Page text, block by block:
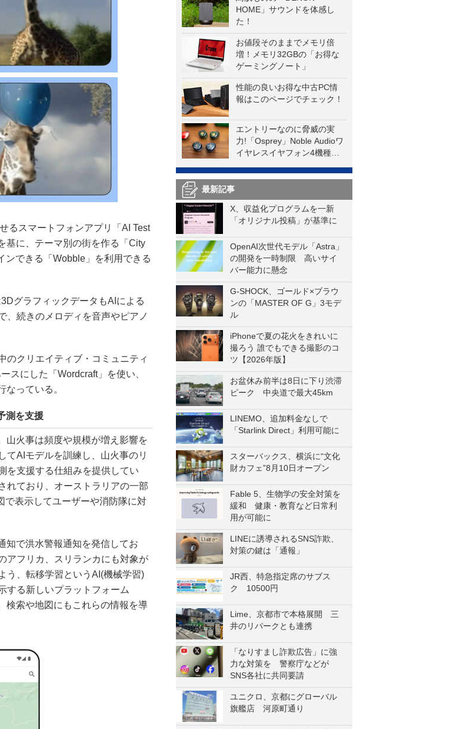
HOME」サウンドを体感し
た！
お値段そのままでメモリ倍
増！メモリ32GBの「お得な
ゲーミングノート」
性能の良いお得な中古PC情
報はこのページでチェック！
エントリーなのに脅威の実
力!「Osprey」Noble Audioワ
イヤレスイヤフォン4機種を
最新記事
X、収益化プログラムを一新
「オリジナル投稿」が基準に
OpenAI次世代モデル「Astra」
の開発を一時制限 高いサイ
バー能力に懸念
G-SHOCK、ゴールド×ブラウ
ンの「MASTER OF G」3モデ
ル
iPhoneで夏の花火をきれいに
撮ろう 誰でもできる撮影のコ
ツ【2026年版】
お盆休み前半は8日に下り渋滞
ピーク 中央道で最大45km
LINEMO、追加料金なしで
「Starlink Direct」利用可能に
スターバックス、横浜に“文化
財カフェ”8月10日オープン
Fable 5、生物学の安全対策を
緩和 健康・教育など日常利
用が可能に
LINEに誘導されるSNS詐欺、
対策の鍵は「通報」
JR西、特急指定席のサブス
ク 10500円
Lime、京都市で本格展開 三
井のリパークとも連携
「なりすまし詐欺広告」に強
力な対策を 警察庁などが
SNS各社に共同要請
ユニクロ、京都にグローバル
旗艦店 河原町通り
るスマートフォンアプリ「AI Test
基に、テーマ別の街を作る「City
ンできる「Wobble」を利用できる
グラフィックデータもAIによる
、続きのメロディを音声やピアノ
のクリエイティブ・コミュニティ
スにした「Wordcraft」を使い、
っている。
測を支援
山火事は頻度や規模が増え影響を
てAIモデルを訓練し、山火事のリ
を支援する仕組みを提供してい
れており、オーストラリアの一部
で表示してユーザーや消防隊に対
知で洪水警報通知を発信してお
アフリカ、スリランカにも対象が
う、転移学習というAI(機械学習)
する新しいプラットフォーム
検索や地図にもこれらの情報を導